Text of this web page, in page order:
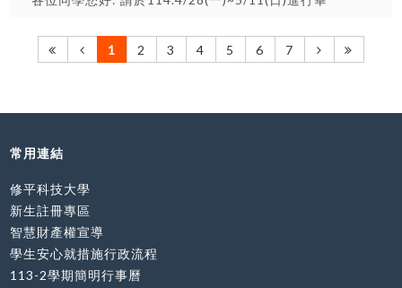
同學因違反學則規定經學期末成績結算判定勒令退
圖資處借書未還嗎？請記得歸還書籍~負責單位:
「圖資處」 2.您的"畢業生流向資料"上網填報了
四技及二技生:您有向系上借器材未還嗎？及專題報
在職生:您有向系上借器材未還嗎？負責單位:「各系
處」了嗎？ 4.您的"教師教學評量"完成了嗎？學生
登入SIS→「學生個人事務」→點選「對導師評
量」。負責單位:「教學資源中心」 如有任何問題，
請洽負責單位或註冊課務組
1 2 3 4 5 6 7
常用連結
修平科技大學
新生註冊專區
智慧財產權宣導
學生安心就措施行政流程
113-2學期簡明行事曆